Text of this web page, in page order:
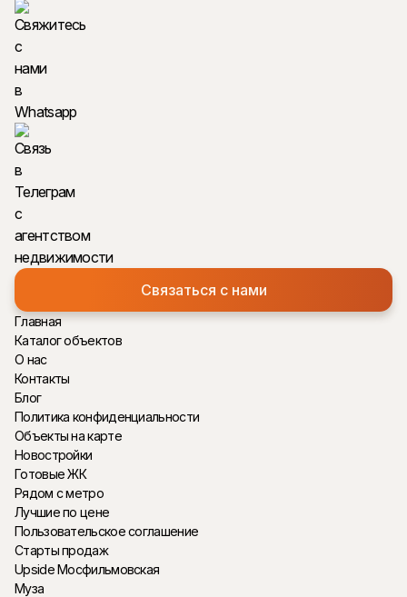
Связаться с нами
Главная
Каталог объектов
О нас
Контакты
Блог
Политика конфиденциальности
Объекты на карте
Новостройки
Готовые ЖК
Рядом с метро
Лучшие по цене
Пользовательское соглашение
Старты продаж
Upside Мосфильмовская
Муза